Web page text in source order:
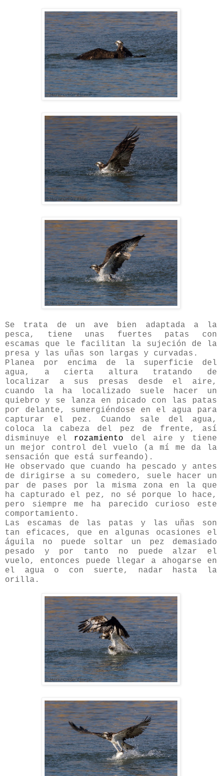
Se trata de un ave bien adaptada a la
pesca, tiene unas fuertes patas con
escamas que le facilitan la sujeción de la
presa y las uñas son largas y curvadas.
Planea por encima de la superficie del
agua, a cierta altura tratando de
localizar a sus presas desde el aire,
cuando la ha localizado suele hacer un
quiebro y se lanza en picado con las patas
por delante, sumergiéndose en el agua para
capturar el pez. Cuando sale del agua,
coloca la cabeza del pez de frente, así
disminuye el rozamiento del aire y tiene
un mejor control del vuelo (a mí me da la
sensación que está surfeando).
He observado que cuando ha pescado y antes
de dirigirse a su comedero, suele hacer un
par de pases por la misma zona en la que
ha capturado el pez, no sé porque lo hace,
pero siempre me ha parecido curioso este
comportamiento.
Las escamas de las patas y las uñas son
tan eficaces, que en algunas ocasiones el
águila no puede soltar un pez demasiado
pesado y por tanto no puede alzar el
vuelo, entonces puede llegar a ahogarse en
el agua o con suerte, nadar hasta la
orilla.